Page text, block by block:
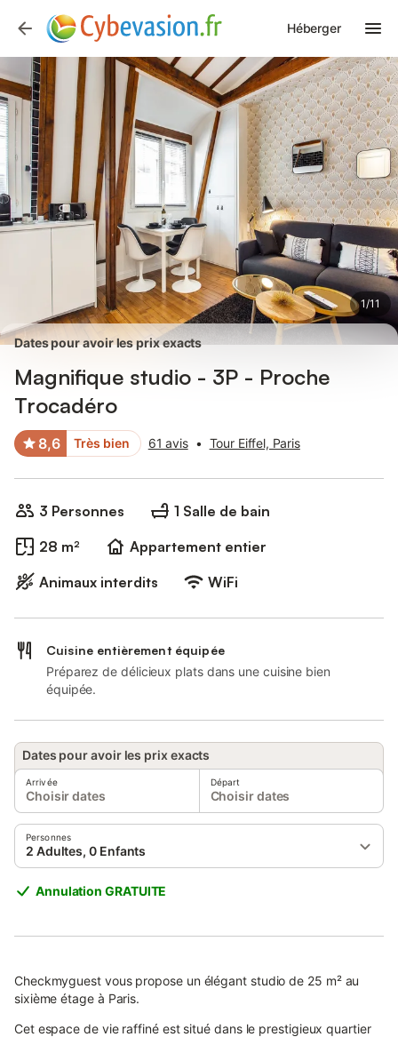
Héberger
1/11
Photos Équipements Avis des voyageurs
Dates pour avoir les prix exacts
Magnifique studio - 3P - Proche
Trocadéro
8,6 Très bien 61 avis • Tour Eiffel, Paris
3 Personnes
1 Salle de bain
28 m²
Appartement entier
Animaux interdits
WiFi
Cuisine entièrement équipée
Préparez de délicieux plats dans une cuisine bien
équipée.
Dates pour avoir les prix exacts
Arrivée
Choisir dates
Départ
Choisir dates
Personnes
2 Adultes, 0 Enfants
Annulation GRATUITE
Checkmyguest vous propose un élégant studio de 25 m² au
sixième étage à Paris.
Cet espace de vie raffiné est situé dans le prestigieux quartier